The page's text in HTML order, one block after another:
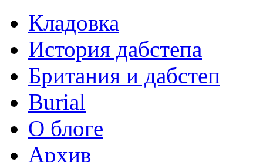
Кладовка
История дабстепа
Британия и дабстеп
Burial
О блоге
Архив